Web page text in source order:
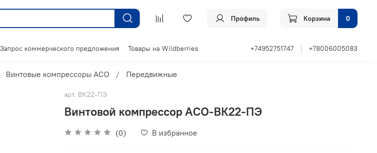
Профиль Корзина 0
Запрос коммерческого предложения Товары на Wildberries +74952751747 +78006005083
Винтовые компрессоры АСО Передвижные
арт. ВК22-ПЭ
Винтовой компрессор АСО-ВК22-ПЭ
(0) В избранное